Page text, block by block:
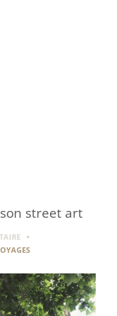
street art